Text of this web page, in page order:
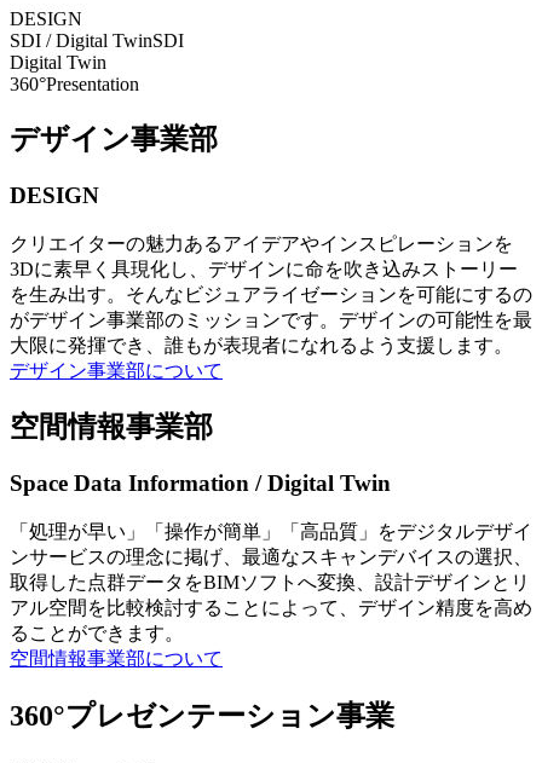
DESIGN
SDI / Digital TwinSDI
Digital Twin
360°Presentation
デザイン事業部
DESIGN
クリエイターの魅力あるアイデアやインスピレーションを
3Dに素早く具現化し、デザインに命を吹き込みストーリー
を生み出す。そんなビジュアライゼーションを可能にするの
がデザイン事業部のミッションです。デザインの可能性を最
大限に発揮でき、誰もが表現者になれるよう支援します。
デザイン事業部について
空間情報事業部
Space Data Information / Digital Twin
「処理が早い」「操作が簡単」「高品質」をデジタルデザイ
ンサービスの理念に掲げ、最適なスキャンデバイスの選択、
取得した点群データをBIMソフトへ変換、設計デザインとリ
アル空間を比較検討することによって、デザイン精度を高め
ることができます。
空間情報事業部について
360°プレゼンテーション事業